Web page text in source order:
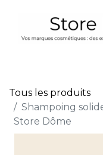
Tous les produits
Shampoing
Store Dôme